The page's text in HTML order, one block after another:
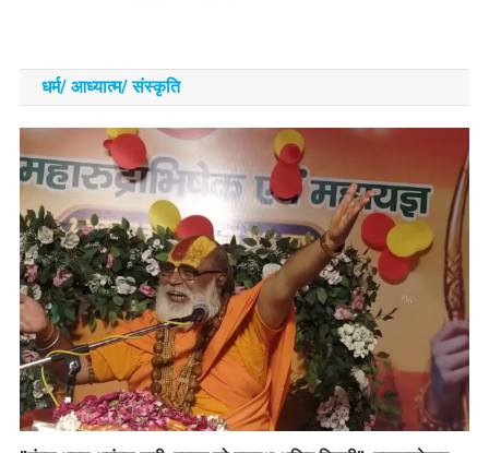
धर्म/ आध्‍यात्‍म/ संस्‍कृति